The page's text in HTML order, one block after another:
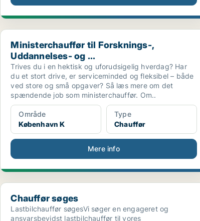
Ministerchauffør til Forsknings-, Uddannelses- og ...
Ministerchauffør til Forsknings-,
Uddannelses- og ...
Trives du i en hektisk og uforudsigelig hverdag? Har
du et stort drive, er serviceminded og fleksibel – både
ved store og små opgaver? Så læs mere om det
spændende job som ministerchauffør. Om..
Område
København K
Type
Chauffør
Mere info
Chauffør søges
Chauffør søges
Lastbilchauffør søgesVi søger en engageret og
ansvarsbevidst lastbilchauffør til vores